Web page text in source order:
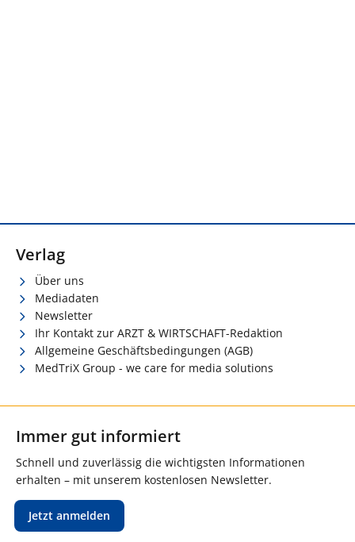
Verlag
Über uns
Mediadaten
Newsletter
Ihr Kontakt zur ARZT & WIRTSCHAFT-Redaktion
Allgemeine Geschäftsbedingungen (AGB)
MedTriX Group - we care for media solutions
Immer gut informiert
Schnell und zuverlässig die wichtigsten Informationen
erhalten – mit unserem kostenlosen Newsletter.
Jetzt anmelden